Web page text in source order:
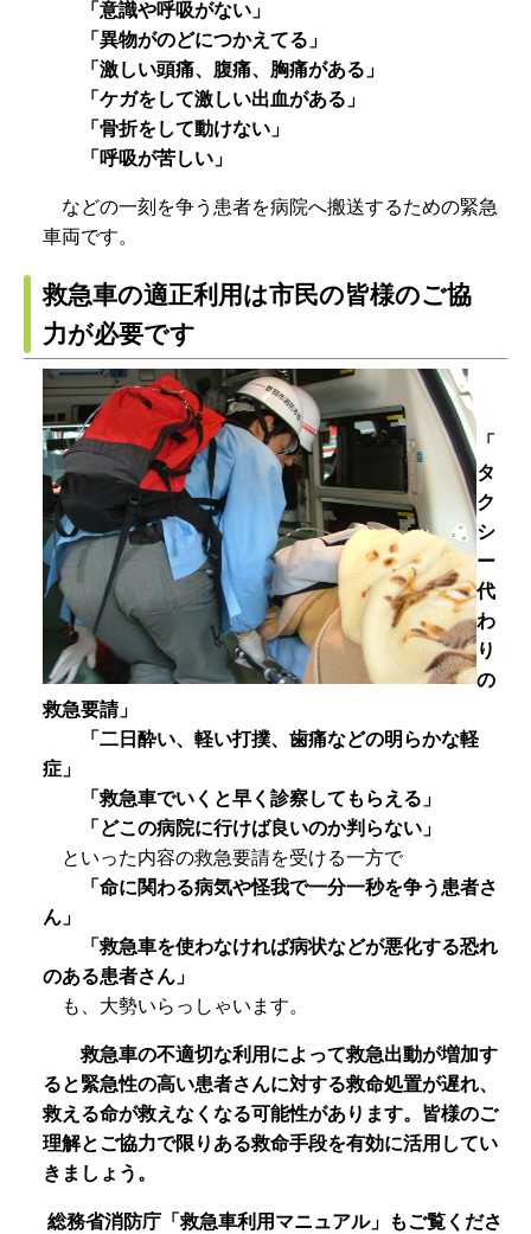
「意識や呼吸がない」
「異物がのどにつかえてる」
「激しい頭痛、腹痛、胸痛がある」
「ケガをして激しい出血がある」
「骨折をして動けない」
「呼吸が苦しい」
などの一刻を争う患者を病院へ搬送するための緊急
車両です。
救急車の適正利用は市民の皆様のご協
力が必要です
「
タ
ク
シ
ー
代
わ
り
の
救急要請」
「二日酔い、軽い打撲、歯痛などの明らかな軽
症」
「救急車でいくと早く診察してもらえる」
「どこの病院に行けば良いのか判らない」
といった内容の救急要請を受ける一方で
「命に関わる病気や怪我で一分一秒を争う患者さ
ん」
「救急車を使わなければ病状などが悪化する恐れ
のある患者さん」
も、大勢いらっしゃいます。
救急車の不適切な利用によって救急出動が増加す
ると緊急性の高い患者さんに対する救命処置が遅れ、
救える命が救えなくなる可能性があります。皆様のご
理解とご協力で限りある救命手段を有効に活用してい
きましょう。
総務省消防庁「救急車利用マニュアル」もご覧くださ